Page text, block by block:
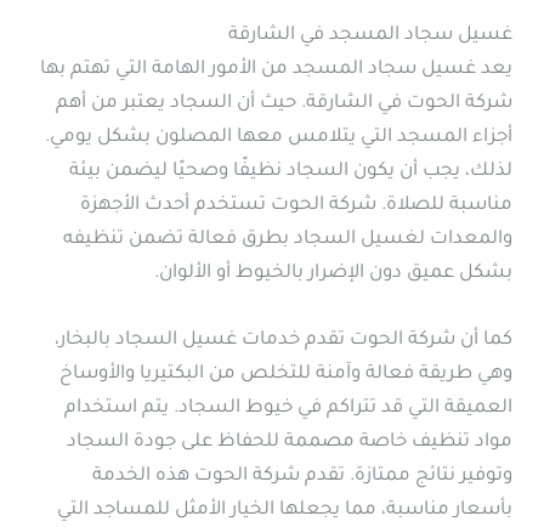
غسيل سجاد المسجد في الشارقة
يعد غسيل سجاد المسجد من الأمور الهامة التي تهتم بها
شركة الحوت في الشارقة. حيث أن السجاد يعتبر من أهم
أجزاء المسجد التي يتلامس معها المصلون بشكل يومي.
لذلك، يجب أن يكون السجاد نظيفًا وصحيًا ليضمن بيئة
مناسبة للصلاة. شركة الحوت تستخدم أحدث الأجهزة
والمعدات لغسيل السجاد بطرق فعالة تضمن تنظيفه
بشكل عميق دون الإضرار بالخيوط أو الألوان.
كما أن شركة الحوت تقدم خدمات غسيل السجاد بالبخار،
وهي طريقة فعالة وآمنة للتخلص من البكتيريا والأوساخ
العميقة التي قد تتراكم في خيوط السجاد. يتم استخدام
مواد تنظيف خاصة مصممة للحفاظ على جودة السجاد
وتوفير نتائج ممتازة. تقدم شركة الحوت هذه الخدمة
بأسعار مناسبة، مما يجعلها الخيار الأمثل للمساجد التي